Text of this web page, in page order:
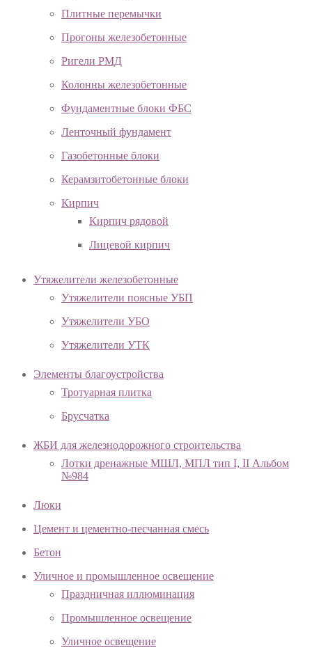
Плитные перемычки
Прогоны железобетонные
Ригели РМД
Колонны железобетонные
Фундаментные блоки ФБС
Ленточный фундамент
Газобетонные блоки
Керамзитобетонные блоки
Кирпич
Кирпич рядовой
Лицевой кирпич
Утяжелители железобетонные
Утяжелители поясные УБП
Утяжелители УБО
Утяжелители УТК
Элементы благоустройства
Тротуарная плитка
Брусчатка
ЖБИ для железнодорожного строительства
Лотки дренажные МШЛ, МПЛ тип I, II Альбом
№984
Люки
Цемент и цементно-песчанная смесь
Бетон
Уличное и промышленное освещение
Праздничная иллюминация
Промышленное освещение
Уличное освещение